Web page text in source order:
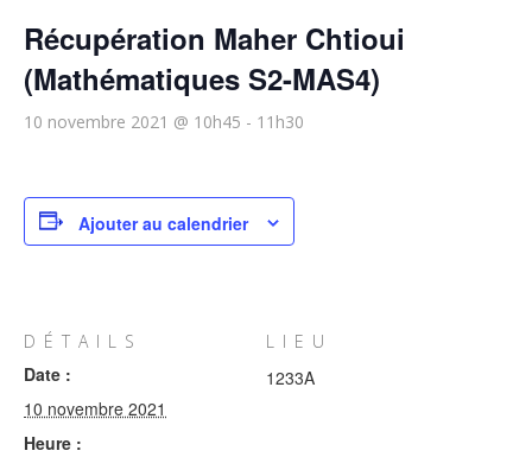
Récupération Maher Chtioui
(Mathématiques S2-MAS4)
10 novembre 2021 @ 10h45 - 11h30
Ajouter au calendrier
DÉTAILS
Date :
10 novembre 2021
Heure :
LIEU
1233A